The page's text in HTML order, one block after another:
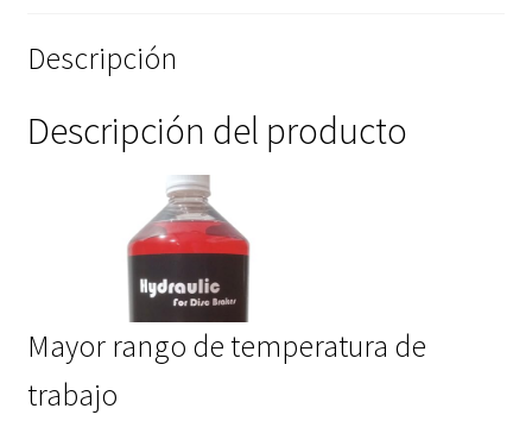
Descripción
Descripción del producto
Mayor rango de temperatura de
trabajo